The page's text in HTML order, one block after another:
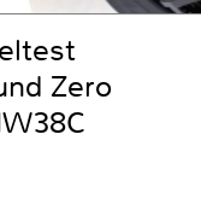
Zero